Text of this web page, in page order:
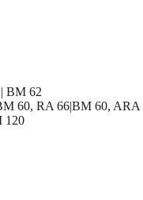
BM 62
60, RA 66|BM 60, ARA
120